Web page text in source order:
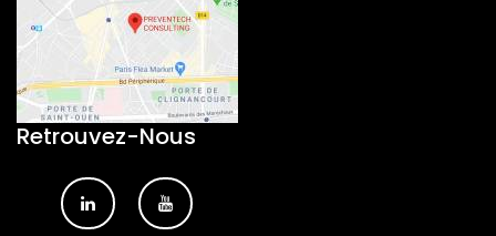
Retrouvez-Nous